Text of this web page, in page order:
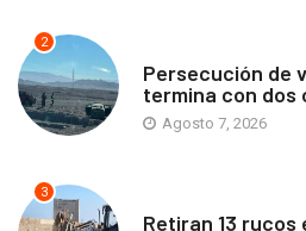
2
Persecución de
termina con dos
Agosto 7, 2026
3
Retiran 13